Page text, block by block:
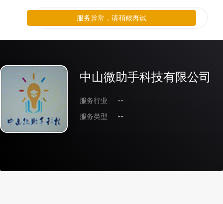
中山微助手科技有限公司
服务行业
--
服务类型
--
服务异常，请稍候再试